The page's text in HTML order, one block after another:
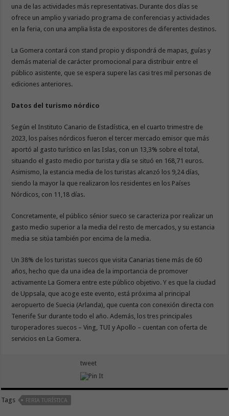
una de las actividades más representativas. Durante dos días se
ofrece un amplio y variado programa de conferencias y actividades
en la feria, con una amplia lista de expositores de diferentes destinos.
La Gomera contará con stand propio y dispondrá de mapas, guías y
demás material de carácter promocional para distribuir entre el
público asistente, que se espera supere las casi tres mil personas de
ediciones anteriores.
Datos del turismo nórdico
Según el Instituto Canario de Estadística, en el cuarto trimestre de
2023, los países nórdicos fueron el tercer mercado emisor que más
aportó al gasto turístico en las Islas, con un 13,3% sobre el total,
situando el gasto medio por turista y día se situó en 168,71 euros.
Asimismo, la estancia media de los turistas alcanzó los 9,24 días,
siendo la mayor la que realizaron los residentes en los Países
Nórdicos, con 11,18 días.
Concretamente, el público sénior sueco se caracteriza por realizar un
gasto medio superior a la media del resto de mercados, y su estancia
media se sitúa también por encima de la media.
Un 38% de los turistas suecos que visita Canarias tiene más de 60
años, hecho que da una idea de la importancia de promover
activamente La Gomera entre este público objetivo. Y es que la ciudad
de Uppsala, que acoge este evento, está próxima al principal
aeropuerto de Suecia (Arlanda), que cuenta con conexión directa con
Tenerife Sur durante todo el año. Además, los tres principales
turoperadores suecos – Ving, TUI y Apollo – cuentan con oferta de
servicios en La Gomera.
tweet
Tags FERIA TURÍSTICA